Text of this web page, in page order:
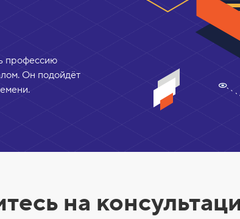
профессию
Он подойдёт
на